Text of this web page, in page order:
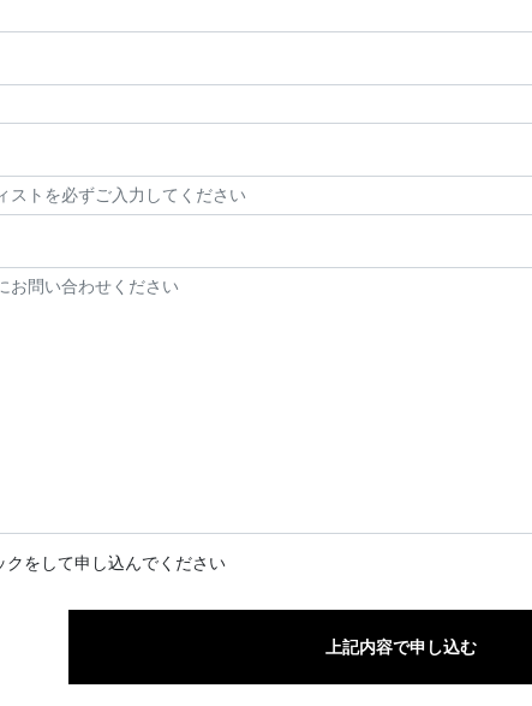
クをして申し込んでください